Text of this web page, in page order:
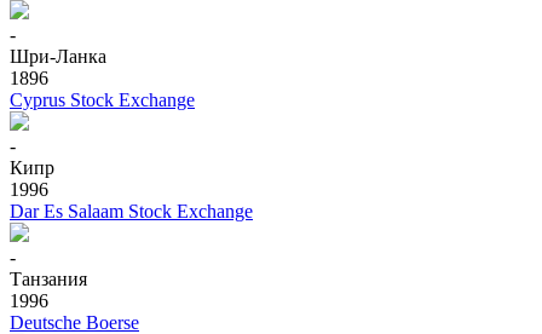
-
Шри-Ланка
1896
Cyprus Stock Exchange
-
Кипр
1996
Dar Es Salaam Stock Exchange
-
Танзания
1996
Deutsche Boerse